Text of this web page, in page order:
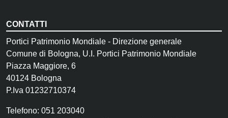
CONTATTI
Portici Patrimonio Mondiale - Direzione generale
Comune di Bologna, U.I. Portici Patrimonio Mondiale
Piazza Maggiore, 6
40124 Bologna
P.Iva 01232710374
Telefono: 051 203040